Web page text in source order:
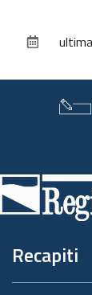
documento
di
pagina
Recapiti